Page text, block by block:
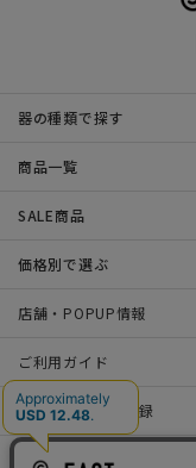
器の種類で探す
商品一覧
SALE商品
価格別で選ぶ
店舗・POPUP情報
ご利用ガイド
メールマガジン登録
お問い合わせ